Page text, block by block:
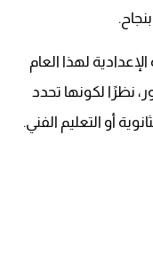
لهذا العام
نظرًا لكونها تحدد
أو التعليم الفني.